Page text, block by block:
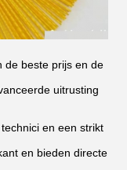
de beste prijs en de
uitrusting
en een strikt
en bieden directe